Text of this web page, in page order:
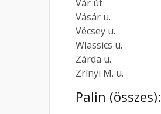
Vár út
Vásár u.
Vécsey u.
Wlassics u.
Zárda u.
Zrínyi M. u.
Palin (összes):